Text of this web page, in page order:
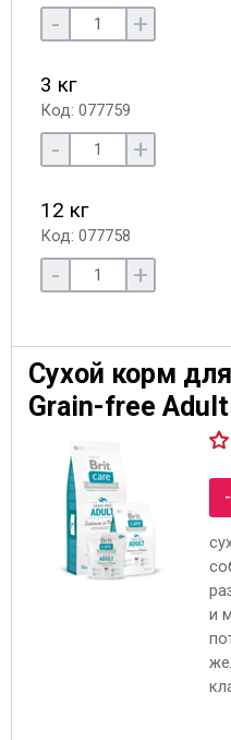
- +
3 кг
Код: 077759
- +
12 кг
Код: 077758
- +
Сухой корм
Grain-free
и